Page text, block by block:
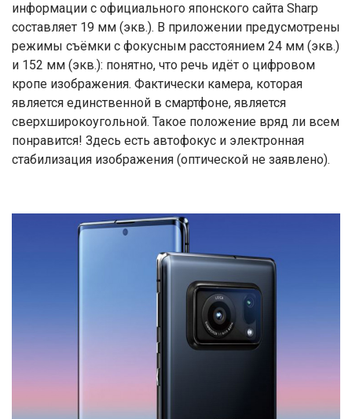
информации с официального японского сайта Sharp
составляет 19 мм (экв.). В приложении предусмотрены
режимы съёмки с фокусным расстоянием 24 мм (экв.)
и 152 мм (экв.): понятно, что речь идёт о цифровом
кропе изображения. Фактически камера, которая
является единственной в смартфоне, является
сверхширокоугольной. Такое положение вряд ли всем
понравится! Здесь есть автофокус и электронная
стабилизация изображения (оптической не заявлено).